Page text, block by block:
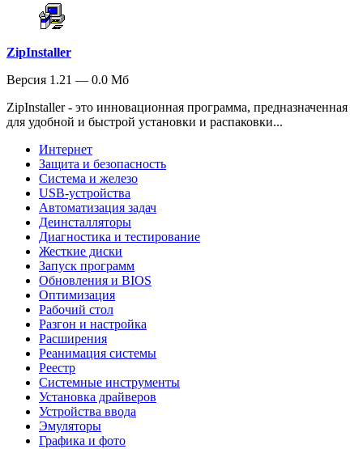
ZipInstaller
Версия 1.21 — 0.0 Мб
ZipInstaller - это инновационная программа, предназначенная
для удобной и быстрой установки и распаковки...
Интернет
Защита и безопасность
Система и железо
USB-устройства
Автоматизация задач
Деинсталляторы
Диагностика и тестирование
Жесткие диски
Запуск программ
Обновления и BIOS
Оптимизация
Рабочий стол
Разгон и настройка
Расширения
Реанимация системы
Реестр
Системные инструменты
Установка драйверов
Устройства ввода
Эмуляторы
Графика и фото